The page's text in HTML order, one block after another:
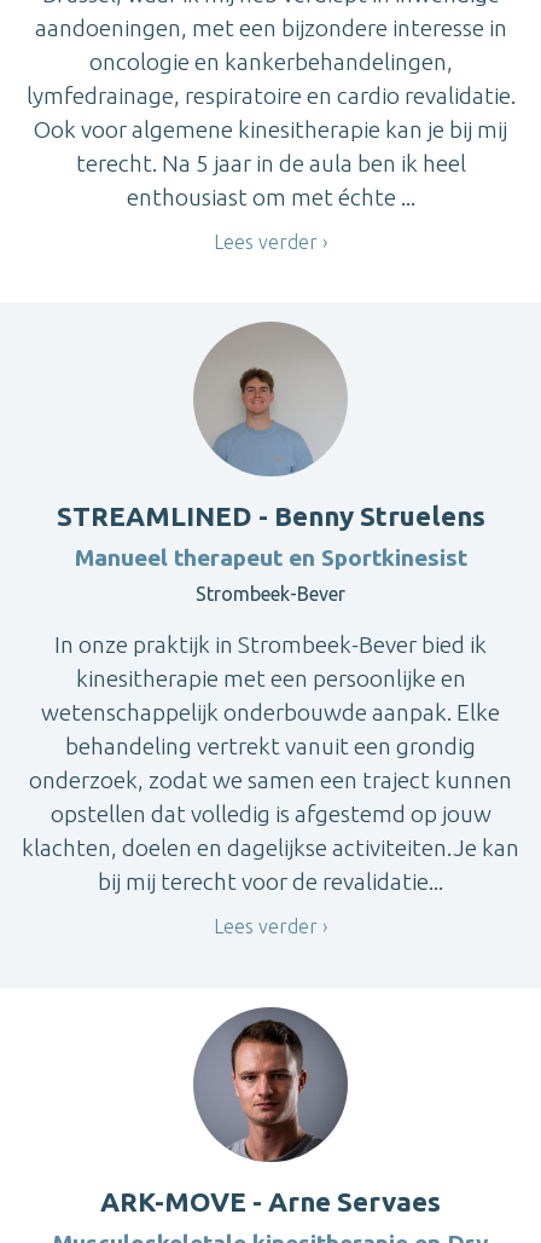
aandoeningen, met een bijzondere interesse in
oncologie en kankerbehandelingen,
lymfedrainage, respiratoire en cardio revalidatie.
Ook voor algemene kinesitherapie kan je bij mij
terecht. Na 5 jaar in de aula ben ik heel
enthousiast om met échte ...
Lees verder
STREAMLINED - Benny Struelens
Manueel therapeut en Sportkinesist
Strombeek-Bever
In onze praktijk in Strombeek-Bever bied ik
kinesitherapie met een persoonlijke en
wetenschappelijk onderbouwde aanpak. Elke
behandeling vertrekt vanuit een grondig
onderzoek, zodat we samen een traject kunnen
opstellen dat volledig is afgestemd op jouw
klachten, doelen en dagelijkse activiteiten.Je kan
bij mij terecht voor de revalidatie...
Lees verder
ARK-MOVE - Arne Servaes